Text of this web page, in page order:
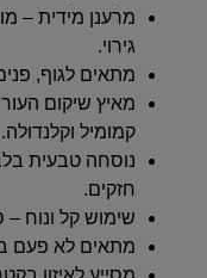
מרענן מידית –
גירוי.
מתאים לגוף,
מאיץ שיקום
קמומיל וקלנדולה.
נוסחה טבעית
חזקים.
שימוש קל ונוח –
מתאים לא פעם